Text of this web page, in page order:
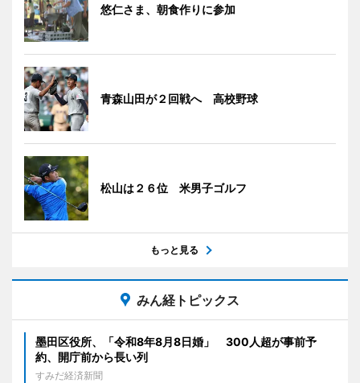
悠仁さま、朝食作りに参加
青森山田が２回戦へ 高校野球
松山は２６位 米男子ゴルフ
もっと見る
みん経トピックス
墨田区役所、「令和8年8月8日婚」 300人超が事前予
約、開庁前から長い列
すみだ経済新聞